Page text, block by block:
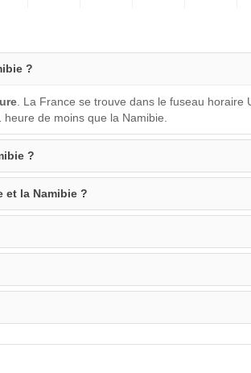
?
. La France se trouve dans le fuseau horaire
de moins que la Namibie.
?
et la Namibie ?